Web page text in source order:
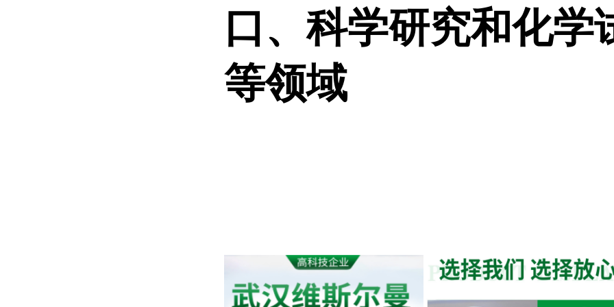
口、科学研究和化学
等领域